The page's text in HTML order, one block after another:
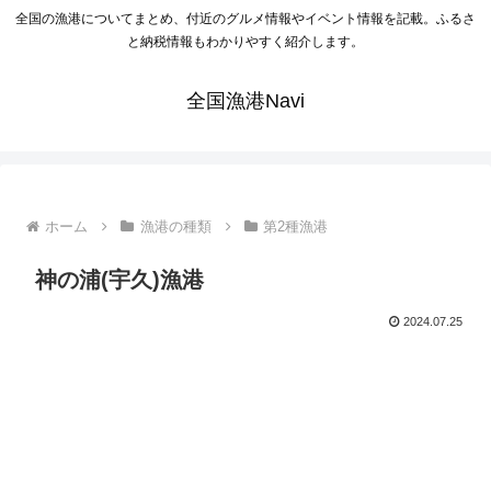
全国の漁港についてまとめ、付近のグルメ情報やイベント情報を記載。ふるさ
と納税情報もわかりやすく紹介します。
全国漁港Navi
ホーム 漁港の種類 第2種漁港
神の浦(宇久)漁港
2024.07.25